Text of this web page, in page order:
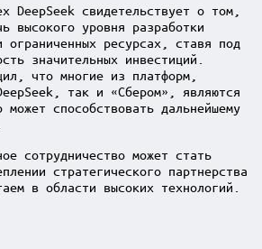
DeepSeek свидетельствует о том,
высокого уровня разработки
ограниченных ресурсах, ставя под
значительных инвестиций.
что многие из платформ,
так и «Сбером», являются
способствовать дальнейшему
сотрудничество может стать
стратегического партнерства
в области высоких технологий.